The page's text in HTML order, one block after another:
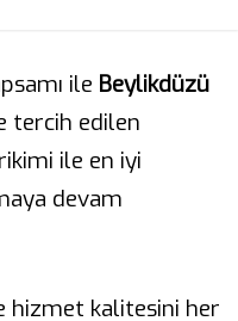
ile Beylikdüzü
tercih edilen
ile en iyi
devam
hizmet kalitesini her